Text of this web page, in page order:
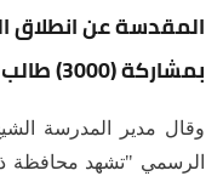
المقدسة عن انطلاق
بمشاركة (3000) طالب وطالبة.
وقال مدير المدرسة
الرسمي "تشهد محافظة